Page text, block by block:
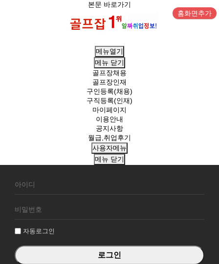
본문 바로가기
홈화면추가
메뉴열기
메뉴 닫기
골프장채용
골프장인재
구인등록(채용)
구직등록(인재)
마이페이지
이용안내
공지사항
월급,취업후기
사용자메뉴
메뉴 닫기
원
그
자동로그인